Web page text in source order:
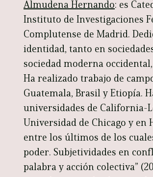
Almudena Hernando: es
Instituto de Investigaciones
Complutense de Madrid.
identidad, tanto en
sociedad moderna
Ha realizado trabajo de
Guatemala, Brasil y Etiopía.
universidades de California-
Universidad de Chicago y
entre los últimos de los
poder. Subjetividades en
palabra y acción colectiva”